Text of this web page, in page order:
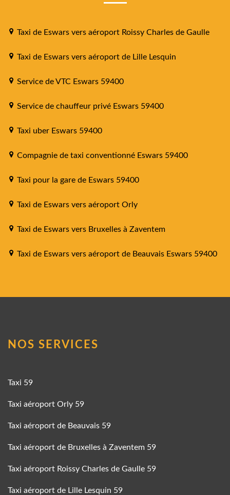
Taxi de Eswars vers aéroport Roissy Charles de Gaulle
Taxi de Eswars vers aéroport de Lille Lesquin
Service de VTC Eswars 59400
Service de chauffeur privé Eswars 59400
Taxi uber Eswars 59400
Compagnie de taxi conventionné Eswars 59400
Taxi pour la gare de Eswars 59400
Taxi de Eswars vers aéroport Orly
Taxi de Eswars vers Bruxelles à Zaventem
Taxi de Eswars vers aéroport de Beauvais Eswars 59400
NOS SERVICES
Taxi 59
Taxi aéroport Orly 59
Taxi aéroport de Beauvais 59
Taxi aéroport de Bruxelles à Zaventem 59
Taxi aéroport Roissy Charles de Gaulle 59
Taxi aéroport de Lille Lesquin 59